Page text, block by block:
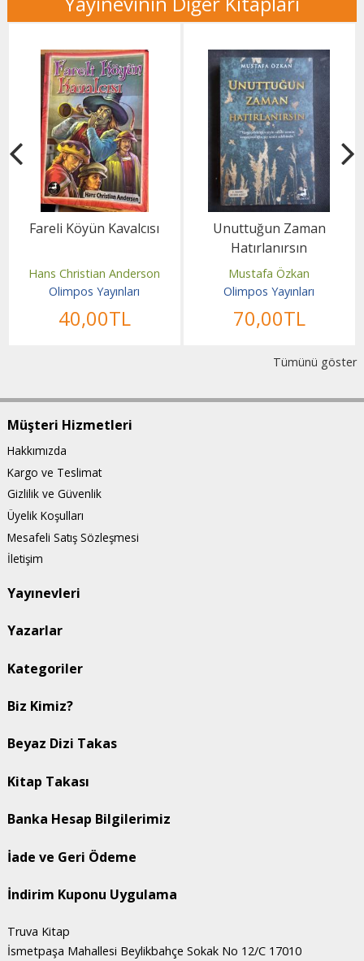
Fareli Köyün Kavalcısı
Hans Christian Anderson
Olimpos Yayınları
40,00TL
Unuttuğun Zaman
Hatırlanırsın
Mustafa Özkan
Olimpos Yayınları
70,00TL
Tümünü göster
Müşteri Hizmetleri
Hakkımızda
Kargo ve Teslimat
Gizlilik ve Güvenlik
Üyelik Koşulları
Mesafeli Satış Sözleşmesi
İletişim
Yayınevleri
Yazarlar
Kategoriler
Biz Kimiz?
Beyaz Dizi Takas
Kitap Takası
Banka Hesap Bilgilerimiz
İade ve Geri Ödeme
İndirim Kuponu Uygulama
Truva Kitap
İsmetpaşa Mahallesi Beylikbahçe Sokak No 12/C 17010